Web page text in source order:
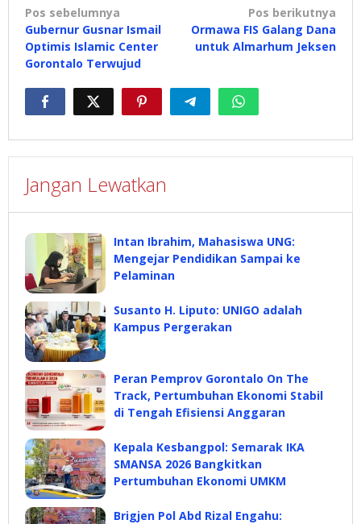
Navigasi
pos
Pos sebelumnya
Gubernur Gusnar Ismail
Optimis Islamic Center
Gorontalo Terwujud
Pos berikutnya
Ormawa FIS Galang Dana
untuk Almarhum Jeksen
Jangan Lewatkan
Intan Ibrahim, Mahasiswa UNG:
Mengejar Pendidikan Sampai ke
Pelaminan
Susanto H. Liputo: UNIGO adalah
Kampus Pergerakan
Peran Pemprov Gorontalo On The
Track, Pertumbuhan Ekonomi Stabil
di Tengah Efisiensi Anggaran
Kepala Kesbangpol: Semarak IKA
SMANSA 2026 Bangkitkan
Pertumbuhan Ekonomi UMKM
Brigjen Pol Abd Rizal Engahu: